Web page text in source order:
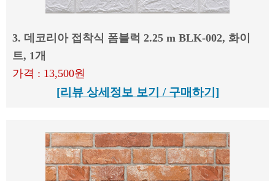
3. 데코리아 접착식 폼블럭 2.25 m BLK-002, 화이
트, 1개
가격 : 13,500원
[리뷰 상세정보 보기 / 구매하기]